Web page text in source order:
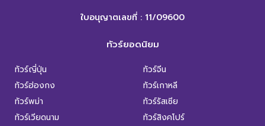
ใบอนุญาตเลขที่ : 11/09600
ทัวร์ยอดนิยม
ทัวร์ญี่ปุ่น
ทัวร์ฮ่องกง
ทัวร์พม่า
ทัวร์เวียดนาม
ทัวร์จีน
ทัวร์เกาหลี
ทัวร์รัสเซีย
ทัวร์สิงคโปร์